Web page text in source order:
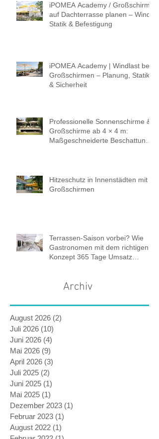
iPOMEA Academy / Großschirm
auf Dachterrasse planen – Wind,
Statik & Befestigung
iPOMEA Academy | Windlast bei
Großschirmen – Planung, Statik
& Sicherheit
Professionelle Sonnenschirme &
Großschirme ab 4 × 4 m:
Maßgeschneiderte Beschattung
Hitzeschutz in Innenstädten mit
Großschirmen
Terrassen-Saison vorbei? Wie
Gastronomen mit dem richtigen
Konzept 365 Tage Umsatz
Archiv
August 2026 (2)
Juli 2026 (10)
Juni 2026 (4)
Mai 2026 (9)
April 2026 (3)
Juli 2025 (2)
Juni 2025 (1)
Mai 2025 (1)
Dezember 2023 (1)
Februar 2023 (1)
August 2022 (1)